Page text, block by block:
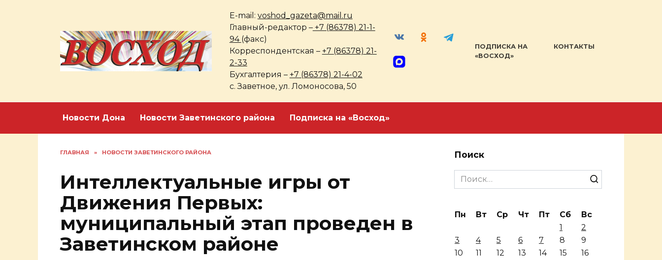
E-mail: voshod_gazeta@mail.ru
Главный-редактор –+7 (86378) 21-1-
94 (факс)
Корреспондентская – +7 (86378) 21-
2-33
Бухгалтерия – +7 (86378) 21-4-02
с. Заветное, ул. Ломоносова, 50
ПОДПИСКА НА
«ВОСХОД»
КОНТАКТЫ
Новости Дона Новости Заветинского района Подписка на «Восход»
ГЛАВНАЯ » НОВОСТИ ЗАВЕТИНСКОГО РАЙОНА
Интеллектуальные игры от
Движения Первых:
муниципальный этап проведен в
Заветинском районе
Поиск
Search
for:
Пн Вт Ср Чт Пт Сб
Вс
1
2
3
4 5 6 7 8
9
10
11 12 13 14 15
16